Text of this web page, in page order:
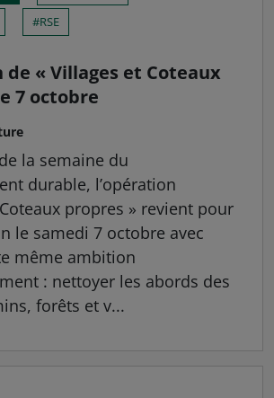
RSE
de « Villages et Coteaux
7 octobre
la semaine du
durable, l’opération
propres » revient pour
le samedi 7 octobre avec
même ambition
: nettoyer les abords des
forêts et v...